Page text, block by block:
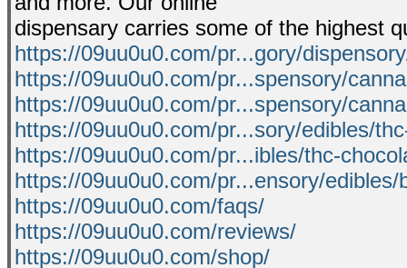
dispensary carries some of the highest
https://09uu0u0.com/pr...gory/
https://09uu0u0.com/pr...spensory/
https://09uu0u0.com/pr...spensory/
https://09uu0u0.com/pr...sory/edibles/
https://09uu0u0.com/pr...ibles/thc-
https://09uu0u0.com/pr...ensory/edibles/
https://09uu0u0.com/faqs/
https://09uu0u0.com/reviews/
https://09uu0u0.com/shop/